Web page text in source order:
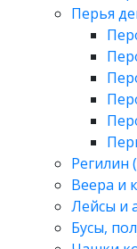
Перья
Регилин
Веера и
Лейсы и
Бусы,